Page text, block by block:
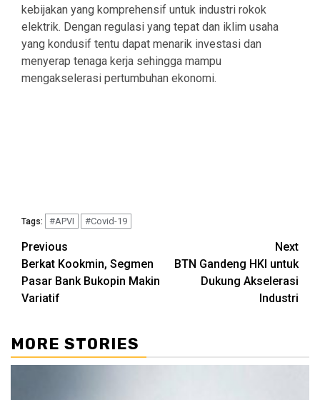
kebijakan yang komprehensif untuk industri rokok
elektrik. Dengan regulasi yang tepat dan iklim usaha
yang kondusif tentu dapat menarik investasi dan
menyerap tenaga kerja sehingga mampu
mengakselerasi pertumbuhan ekonomi.
Tags: #APVI #Covid-19
Continue
Reading
Previous
Berkat Kookmin, Segmen
Pasar Bank Bukopin Makin
Variatif
Next
BTN Gandeng HKI untuk
Dukung Akselerasi
Industri
MORE STORIES